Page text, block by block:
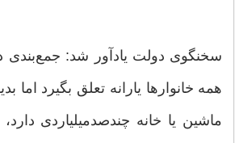
سخنگوی دولت یادآور شد: جمع‌بندی
همه خانوارها یارانه تعلق بگیرد
ماشین یا خانه چندصدمیلیاردی دارد،